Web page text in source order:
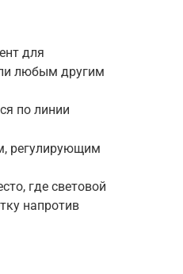
для
любым другим
по линии
регулирующим
где световой
напротив